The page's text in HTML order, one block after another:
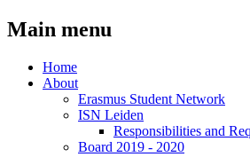
Main menu
Home
About
Erasmus Student Network
ISN Leiden
Responsibilities and
Board 2019 - 2020